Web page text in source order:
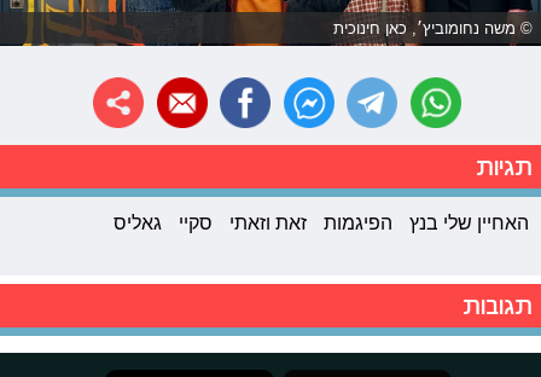
© משה נחומוביץ׳, כאן חינוכית
תגיות
האחיין שלי בנץ הפיגמות זאת וזאתי סקיי גאליס
תגובות